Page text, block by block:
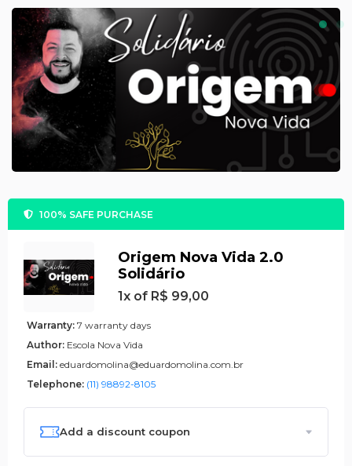
100% SAFE PURCHASE
Origem Nova Vida 2.0
Solidário
1x of R$ 99,00
Warranty: 7 warranty days
Author: Escola Nova Vida
Email: eduardomolina@eduardomolina.com.br
Telephone: (11) 98892-8105
Add a discount coupon